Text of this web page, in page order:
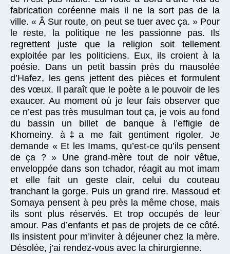
fabrication coréenne mais il ne la sort pas de la
ville. « Â Sur route, on peut se tuer avec ça. » Pour
le reste, la politique ne les passionne pas. Ils
regrettent juste que la religion soit tellement
exploitée par les politiciens. Eux, ils croient à la
poésie. Dans un petit bassin près du mausolée
d’Hafez, les gens jettent des pièces et formulent
des vœux. Il paraît que le poète a le pouvoir de les
exaucer. Au moment où je leur fais observer que
ce n’est pas très musulman tout ça, je vois au fond
du bassin un billet de banque à l’effigie de
Khomeiny. à‡a me fait gentiment rigoler. Je
demande « Et les Imams, qu’est-ce qu’ils pensent
de ça ? » Une grand-mère tout de noir vêtue,
enveloppée dans son tchador, réagit au mot imam
et elle fait un geste clair, celui du couteau
tranchant la gorge. Puis un grand rire. Massoud et
Somaya pensent à peu près la même chose, mais
ils sont plus réservés. Et trop occupés de leur
amour. Pas d’enfants et pas de projets de ce côté.
Ils insistent pour m’inviter à déjeuner chez la mère.
Désolée, j’ai rendez-vous avec la chirurgienne.